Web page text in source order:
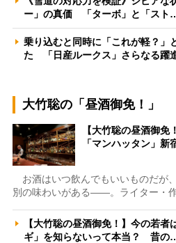
ー」の真価 「ターボ」と「スト
乗り込むと同時に「これが軽？」
た 「日産ルークス」さらなる躍
大竹聡の「昼酒御免！」
【大竹聡の昼酒御免
「マンハッタン」
お酒はいつ飲んでもいいものだが
別の味わいがある――。ライター・
【大竹聡の昼酒御免！】今の若
ギ」を知らないって本当？ 昔の